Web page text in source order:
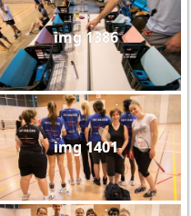
img 1386
img 1401